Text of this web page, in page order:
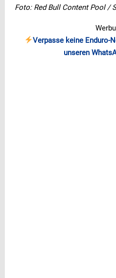
Foto: Red Bull Content Pool /
Verpasse keine Enduro-
unseren